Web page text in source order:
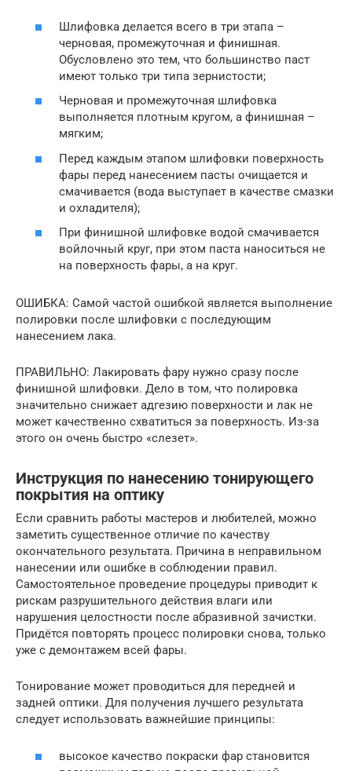
Шлифовка делается всего в три этапа –
черновая, промежуточная и финишная.
Обусловлено это тем, что большинство паст
имеют только три типа зернистости;
Черновая и промежуточная шлифовка
выполняется плотным кругом, а финишная –
мягким;
Перед каждым этапом шлифовки поверхность
фары перед нанесением пасты очищается и
смачивается (вода выступает в качестве смазки
и охладителя);
При финишной шлифовке водой смачивается
войлочный круг, при этом паста наноситься не
на поверхность фары, а на круг.
ОШИБКА: Самой частой ошибкой является выполнение
полировки после шлифовки с последующим
нанесением лака.
ПРАВИЛЬНО: Лакировать фару нужно сразу после
финишной шлифовки. Дело в том, что полировка
значительно снижает адгезию поверхности и лак не
может качественно схватиться за поверхность. Из-за
этого он очень быстро «слезет».
Инструкция по нанесению тонирующего
покрытия на оптику
Если сравнить работы мастеров и любителей, можно
заметить существенное отличие по качеству
окончательного результата. Причина в неправильном
нанесении или ошибке в соблюдении правил.
Самостоятельное проведение процедуры приводит к
рискам разрушительного действия влаги или
нарушения целостности после абразивной зачистки.
Придётся повторять процесс полировки снова, только
уже с демонтажем всей фары.
Тонирование может проводиться для передней и
задней оптики. Для получения лучшего результата
следует использовать важнейшие принципы:
высокое качество покраски фар становится